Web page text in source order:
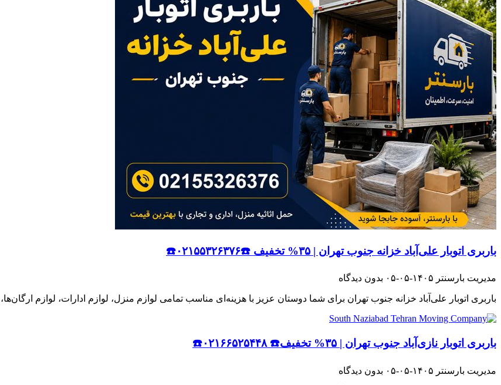
باربری اتوبار علی‌آباد خزانه جنوب تهران | ۳۵% تخفیف ☎️۰۲۱۵۵۳۲۶۳۷۶☎️
مدیریت بارسنتر ۱۴۰۵-۰۵-۰۵ بدون دیدگاه
باربری اتوبار علی‌آباد خزانه جنوب تهران برای شما دوستان عزیز با هزینه‌ای مناسب تمامی لوازم منزل، لوازم ادارات، لوازم ارگان‌ها،
باربری اتوبار نازی‌آباد جنوب تهران | ۳۵% تخفیف☎️ ۰۲۱۶۶۵۲۵۴۴۸☎️
مدیریت بارسنتر ۱۴۰۵-۰۵-۰۵ بدون دیدگاه